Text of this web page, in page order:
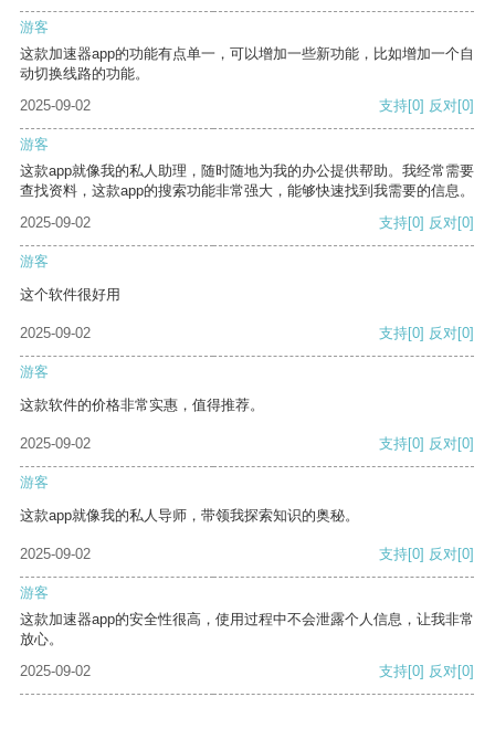
游客
这款加速器app的功能有点单一，可以增加一些新功能，比如增加一个自
动切换线路的功能。
2025-09-02
支持[0] 反对[0]
游客
这款app就像我的私人助理，随时随地为我的办公提供帮助。我经常需要
查找资料，这款app的搜索功能非常强大，能够快速找到我需要的信息。
2025-09-02
支持[0] 反对[0]
游客
这个软件很好用
2025-09-02 支持[0] 反对[0]
游客
这款软件的价格非常实惠，值得推荐。
2025-09-02 支持[0] 反对[0]
游客
这款app就像我的私人导师，带领我探索知识的奥秘。
2025-09-02 支持[0] 反对[0]
游客
这款加速器app的安全性很高，使用过程中不会泄露个人信息，让我非常
放心。
2025-09-02
支持[0] 反对[0]